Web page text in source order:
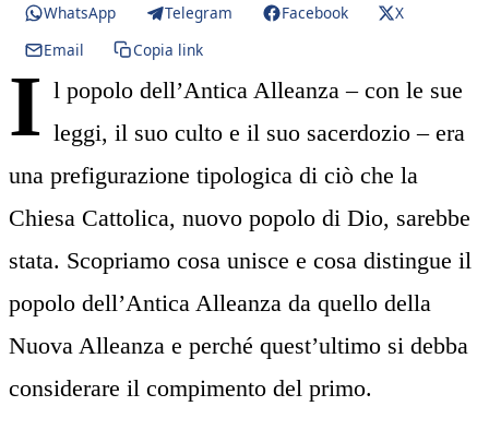
WhatsApp Telegram Facebook
X
Email
Copia link
I l popolo dell’Antica Alleanza – con le sue
leggi, il suo culto e il suo sacerdozio – era
una prefigurazione tipologica di ciò che la
Chiesa Cattolica, nuovo popolo di Dio, sarebbe
stata. Scopriamo cosa unisce e cosa distingue il
popolo dell’Antica Alleanza da quello della
Nuova Alleanza e perché quest’ultimo si debba
considerare il compimento del primo.